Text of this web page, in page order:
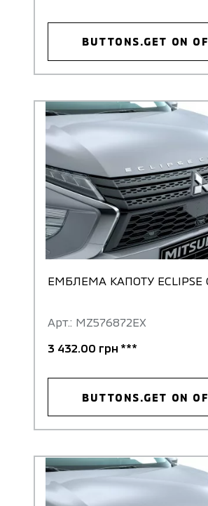
BUTTONS.GET ON
ЕМБЛЕМА КАПОТУ ECLIPSE
Арт.: MZ576872EX
3 432.00 грн ***
BUTTONS.GET ON